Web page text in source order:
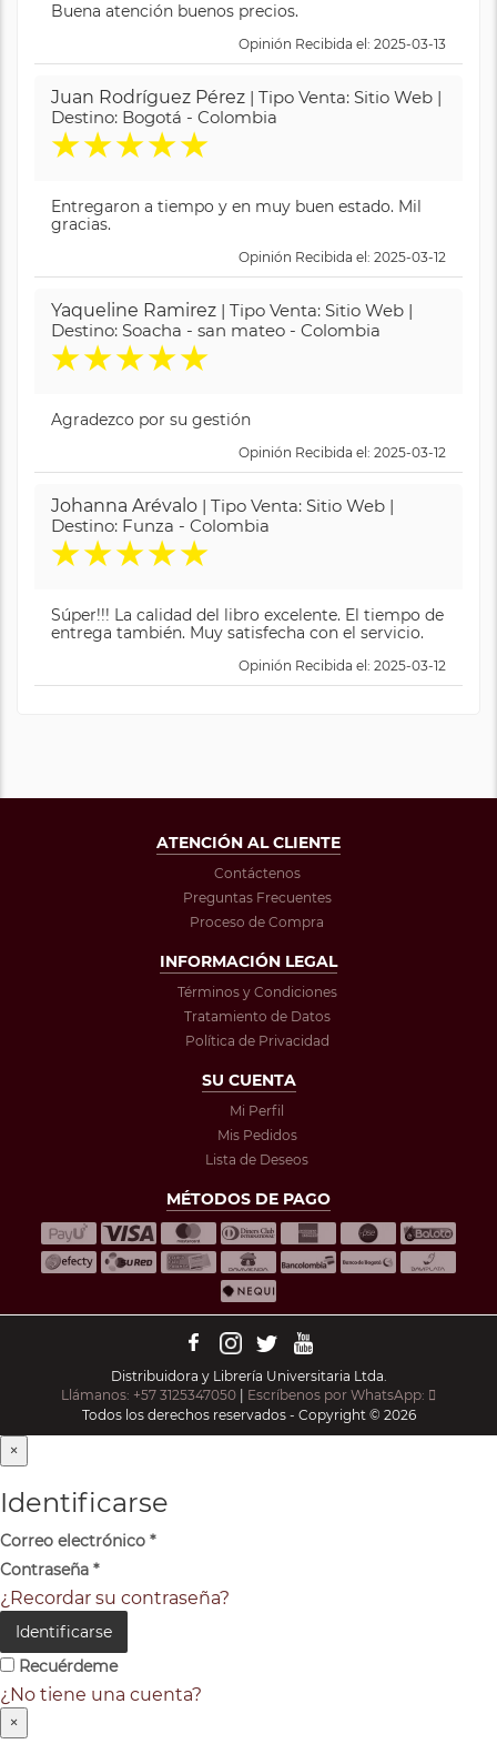
Buena atención buenos precios.
Opinión Recibida el: 2025-03-13
Juan Rodríguez Pérez | Tipo Venta: Sitio Web |
Destino: Bogotá - Colombia
★★★★★
Entregaron a tiempo y en muy buen estado. Mil
gracias.
Opinión Recibida el: 2025-03-12
Yaqueline Ramirez | Tipo Venta: Sitio Web |
Destino: Soacha - san mateo - Colombia
★★★★★
Agradezco por su gestión
Opinión Recibida el: 2025-03-12
Johanna Arévalo | Tipo Venta: Sitio Web |
Destino: Funza - Colombia
★★★★★
Súper!!! La calidad del libro excelente. El tiempo de
entrega también. Muy satisfecha con el servicio.
Opinión Recibida el: 2025-03-12
ATENCIÓN AL CLIENTE
Contáctenos
Preguntas Frecuentes
Proceso de Compra
INFORMACIÓN LEGAL
Términos y Condiciones
Tratamiento de Datos
Política de Privacidad
SU CUENTA
Mi Perfil
Mis Pedidos
Lista de Deseos
MÉTODOS DE PAGO
Distribuidora y Librería Universitaria Ltda.
Llámanos: +57 3125347050
Escríbenos por WhatsApp:
Todos los derechos reservados - Copyright © 2026
×
Identificarse
Correo electrónico *
Contraseña *
¿Recordar su contraseña?
Identificarse
Recuérdeme
¿No tiene una cuenta?
×